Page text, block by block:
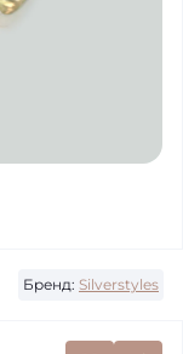
Бренд: Silverstyles